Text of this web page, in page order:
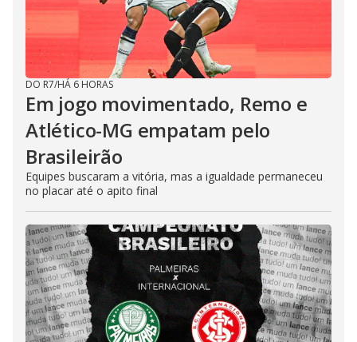
DO R7/HÁ 6 HORAS
Em jogo movimentado, Remo e
Atlético-MG empatam pelo
Brasileirão
Equipes buscaram a vitória, mas a igualdade permaneceu
no placar até o apito final